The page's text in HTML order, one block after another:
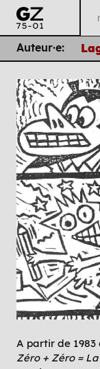
Auteur·e:
A partir de 1983
Zéro + Zéro =